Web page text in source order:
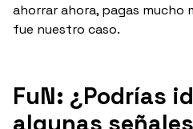
ahorrar ahora, pagas mucho
fue nuestro caso.
FuN: ¿Podrías
algunas